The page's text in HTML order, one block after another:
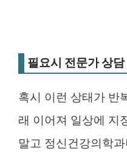
필요시 전문가 상담
혹시 이런 상태가 반
래 이어져 일상에 지
말고 정신건강의학